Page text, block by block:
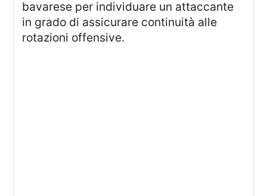
bavarese per individuare un attaccante
in grado di assicurare continuità alle
rotazioni offensive.